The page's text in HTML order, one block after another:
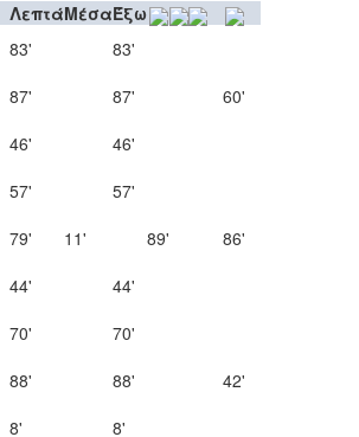
ΛεπτάΜέσαΈξω
83'
83'
87' 87'
60'
46'
46'
57'
57'
79' 11' 89'
86'
44'
44'
70'
70'
88' 88'
42'
8'
8'